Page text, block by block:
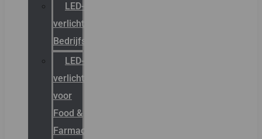
LED-
verlichting
Bedrijfshal
LED-
verlichting
voor
Food &
Farmacie